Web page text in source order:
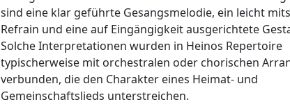
sind eine klar geführte Gesangsmelodie, ein leicht
Refrain und eine auf Eingängigkeit ausgerichtete
Solche Interpretationen wurden in Heinos Repertoire
typischerweise mit orchestralen oder chorischen
verbunden, die den Charakter eines Heimat- und
Gemeinschaftslieds unterstreichen.